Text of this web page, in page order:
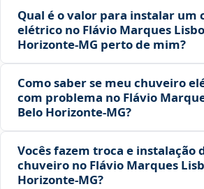
Qual é o valor para instalar um
elétrico no Flávio Marques
Horizonte‑MG perto de mim?
Como saber se meu chuveiro
com problema no Flávio
Belo Horizonte‑MG?
Vocês fazem troca e instalação
chuveiro no Flávio Marques
Horizonte‑MG?